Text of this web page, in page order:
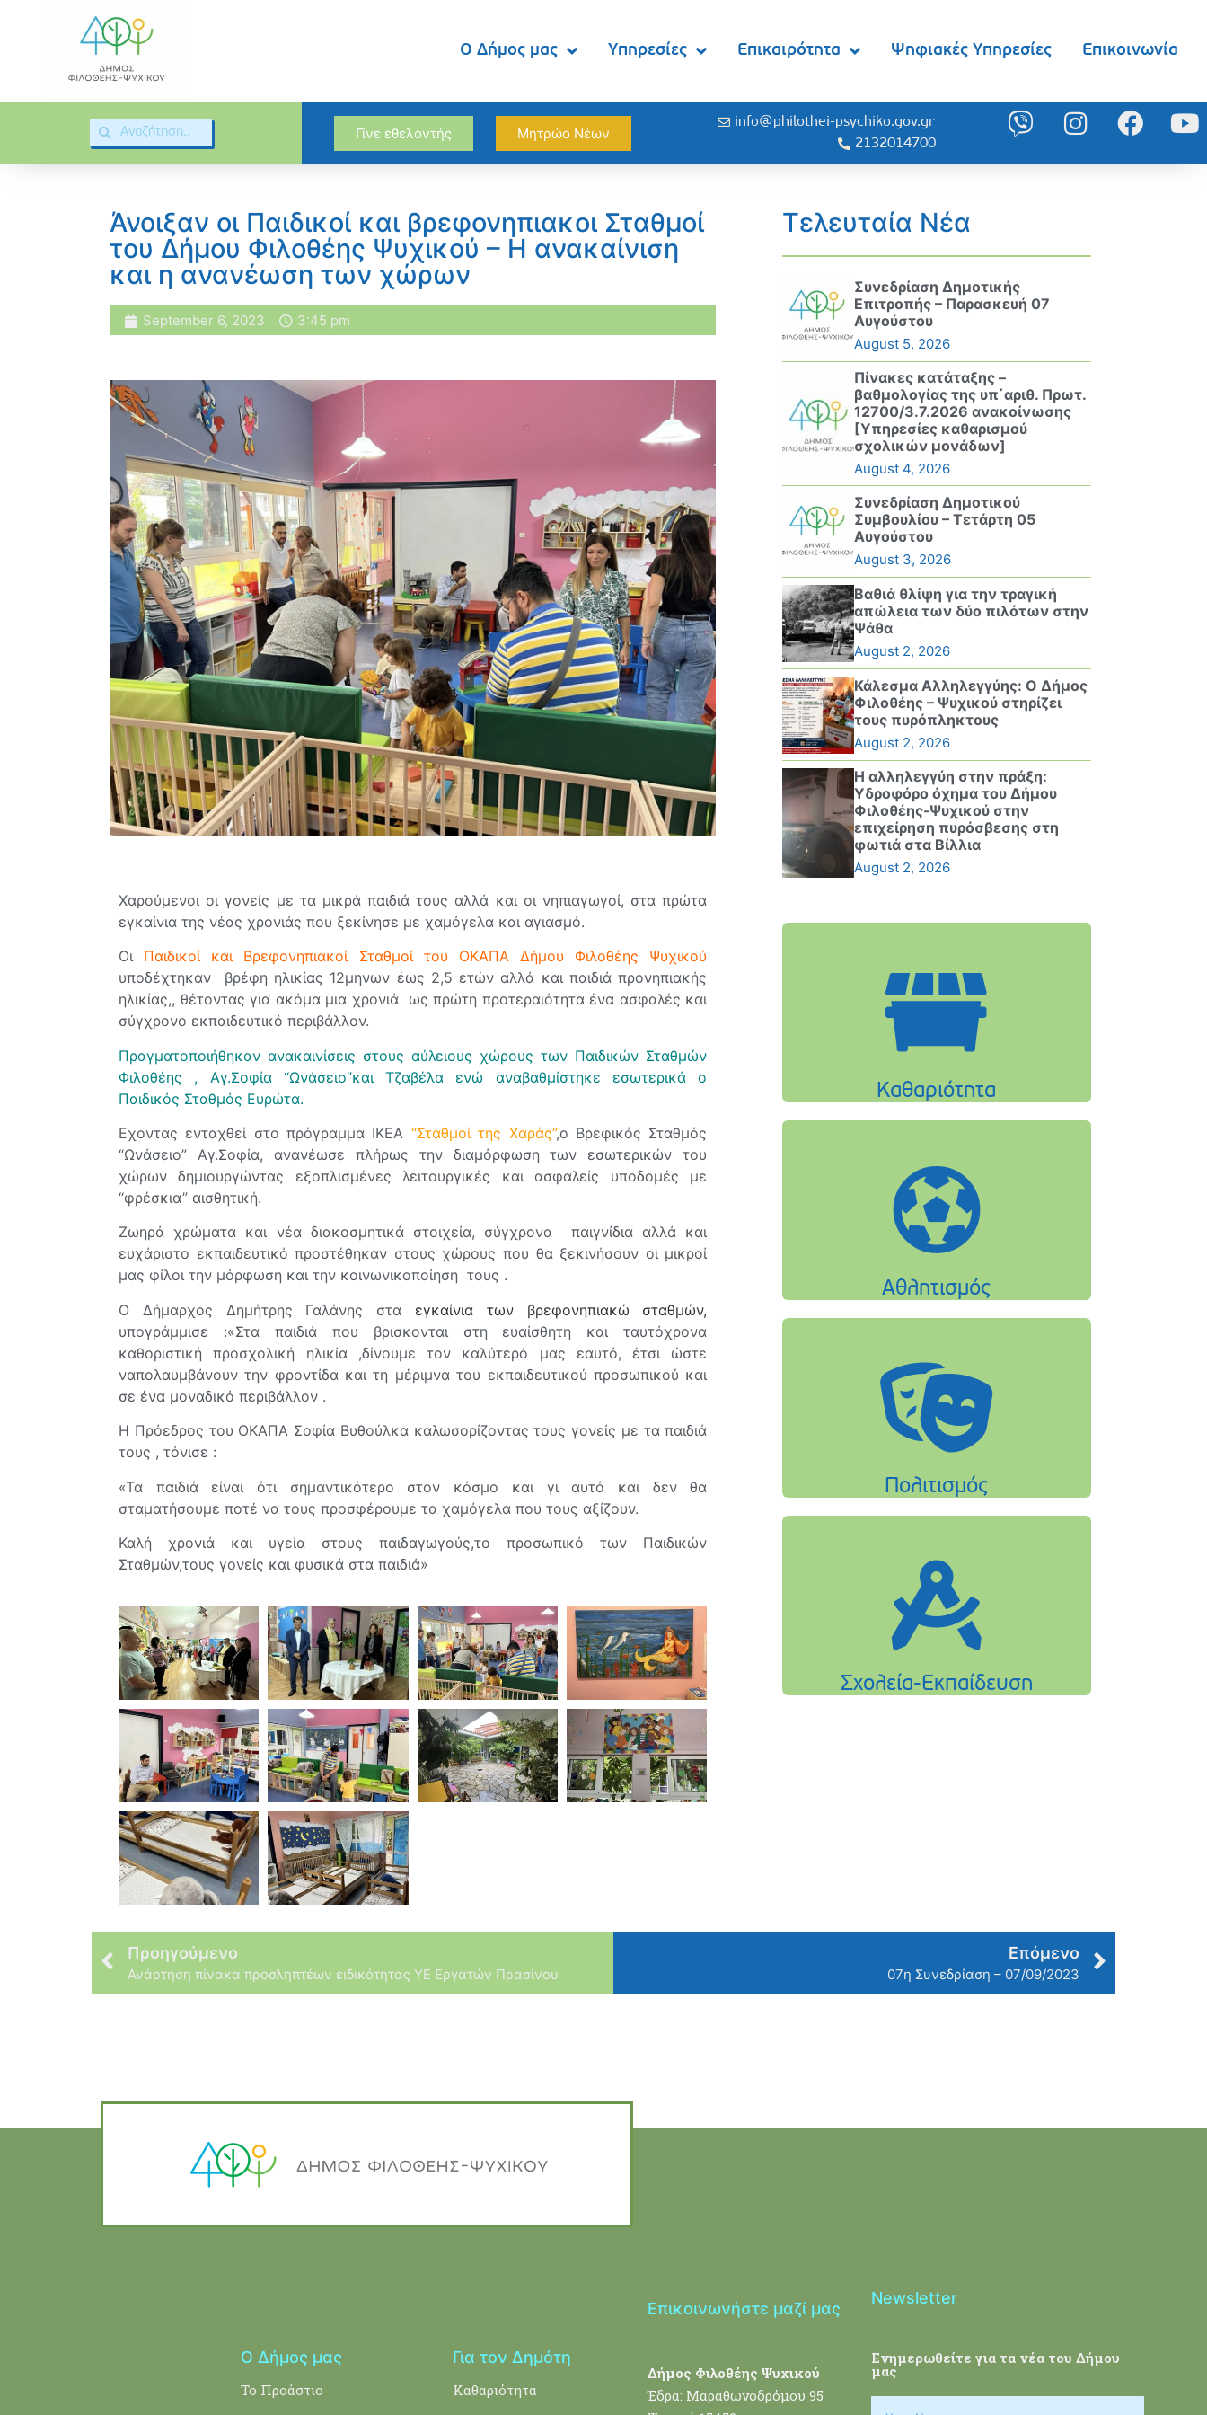
Ο Δήμος μας Υπηρεσίες Επικαιρότητα Ψηφιακές Υπηρεσίες Επικοινωνία
Γίνε εθελοντής Μητρώο Νέων
info@philothei-psychiko.gov.gr
2132014700
Άνοιξαν οι Παιδικοί και βρεφονηπιακοι Σταθμοί
του Δήμου Φιλοθέης Ψυχικού – Η ανακαίνιση
και η ανανέωση των χώρων
September 6, 2023 3:45 pm
Χαρούμενοι οι γονείς με τα μικρά παιδιά τους αλλά και οι νηπιαγωγοί, στα πρώτα
εγκαίνια της νέας χρονιάς που ξεκίνησε με χαμόγελα και αγιασμό.
Οι Παιδικοί και Βρεφονηπιακοί Σταθμοί του ΟΚΑΠΑ Δήμου Φιλοθέης Ψυχικού
υποδέχτηκαν βρέφη ηλικίας 12μηνων έως 2,5 ετών αλλά και παιδιά προνηπιακής
ηλικίας,, θέτοντας για ακόμα μια χρονιά ως πρώτη προτεραιότητα ένα ασφαλές και
σύγχρονο εκπαιδευτικό περιβάλλον.
Πραγματοποιήθηκαν ανακαινίσεις στους αύλειους χώρους των Παιδικών Σταθμών
Φιλοθέης , Αγ.Σοφία “Ωνάσειο”και Τζαβέλα ενώ αναβαθμίστηκε εσωτερικά ο
Παιδικός Σταθμός Ευρώτα.
Εχοντας ενταχθεί στο πρόγραμμα ΙΚΕΑ “Σταθμοί της Χαράς”,ο Βρεφικός Σταθμός
“Ωνάσειο” Αγ.Σοφία, ανανέωσε πλήρως την διαμόρφωση των εσωτερικών του
χώρων δημιουργώντας εξοπλισμένες λειτουργικές και ασφαλείς υποδομές με
“φρέσκια” αισθητική.
Ζωηρά χρώματα και νέα διακοσμητικά στοιχεία, σύγχρονα παιγνίδια αλλά και
ευχάριστο εκπαιδευτικό προστέθηκαν στους χώρους που θα ξεκινήσουν οι μικροί
μας φίλοι την μόρφωση και την κοινωνικοποίηση τους .
Ο Δήμαρχος Δημήτρης Γαλάνης στα εγκαίνια των βρεφονηπιακώ σταθμών,
υπογράμμισε :«Στα παιδιά που βρισκονται στη ευαίσθητη και ταυτόχρονα
καθοριστική προσχολική ηλικία ,δίνουμε τον καλύτερό μας εαυτό, έτσι ώστε
ναπολαυμβάνουν την φροντίδα και τη μέριμνα του εκπαιδευτικού προσωπικού και
σε ένα μοναδικό περιβάλλον .
Η Πρόεδρος του ΟΚΑΠΑ Σοφία Βυθούλκα καλωσορίζοντας τους γονείς με τα παιδιά
τους , τόνισε :
«Τα παιδιά είναι ότι σημαντικότερο στον κόσμο και γι αυτό και δεν θα
σταματήσουμε ποτέ να τους προσφέρουμε τα χαμόγελα που τους αξίζουν.
Καλή χρονιά και υγεία στους παιδαγωγούς,το προσωπικό των Παιδικών
Σταθμών,τους γονείς και φυσικά στα παιδιά»
Τελευταία Νέα
Συνεδρίαση Δημοτικής
Επιτροπής – Παρασκευή 07
Αυγούστου
August 5, 2026
Πίνακες κατάταξης –
βαθμολογίας της υπ΄αριθ. Πρωτ.
12700/3.7.2026 ανακοίνωσης
[Υπηρεσίες καθαρισμού
σχολικών μονάδων]
August 4, 2026
Συνεδρίαση Δημοτικού
Συμβουλίου – Τετάρτη 05
Αυγούστου
August 3, 2026
Βαθιά θλίψη για την τραγική
απώλεια των δύο πιλότων στην
Ψάθα
August 2, 2026
Κάλεσμα Αλληλεγγύης: Ο Δήμος
Φιλοθέης – Ψυχικού στηρίζει
τους πυρόπληκτους
August 2, 2026
Η αλληλεγγύη στην πράξη:
Υδροφόρο όχημα του Δήμου
Φιλοθέης-Ψυχικού στην
επιχείρηση πυρόσβεσης στη
φωτιά στα Βίλλια
August 2, 2026
Προηγούμενο
Ανάρτηση πίνακα προσληπτέων ειδικότητας ΥΕ Εργατών Πρασίνου
Επόμενο
07η Συνεδρίαση – 07/09/2023
Ο Δήμος μας
Το Προάστιο
Για τον Δημότη
Καθαριότητα
Επικοινωνήστε μαζί μας
Δήμος Φιλοθέης Ψυχικού
Έδρα: Μαραθωνοδρόμου 95
Newsletter
Ενημερωθείτε για τα νέα του Δήμου
μας